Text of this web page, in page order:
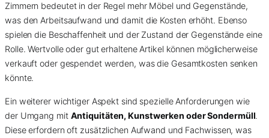
Zimmern bedeutet in der Regel mehr Möbel und Gegenstände,
was den Arbeitsaufwand und damit die Kosten erhöht. Ebenso
spielen die Beschaffenheit und der Zustand der Gegenstände eine
Rolle. Wertvolle oder gut erhaltene Artikel können möglicherweise
verkauft oder gespendet werden, was die Gesamtkosten senken
könnte.
Ein weiterer wichtiger Aspekt sind spezielle Anforderungen wie
der Umgang mit Antiquitäten, Kunstwerken oder Sondermüll.
Diese erfordern oft zusätzlichen Aufwand und Fachwissen, was